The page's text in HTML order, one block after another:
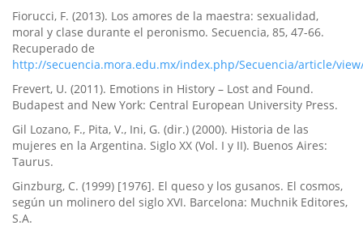
Fiorucci, F. (2013). Los amores de la maestra: sexualidad,
moral y clase durante el peronismo. Secuencia, 85, 47-66.
Recuperado de
http://secuencia.mora.edu.mx/index.php/Secuencia/article/
Frevert, U. (2011). Emotions in History – Lost and Found.
Budapest and New York: Central European University Press.
Gil Lozano, F., Pita, V., Ini, G. (dir.) (2000). Historia de las
mujeres en la Argentina. Siglo XX (Vol. I y II). Buenos Aires:
Taurus.
Ginzburg, C. (1999) [1976]. El queso y los gusanos. El cosmos,
según un molinero del siglo XVI. Barcelona: Muchnik Editores,
S.A.